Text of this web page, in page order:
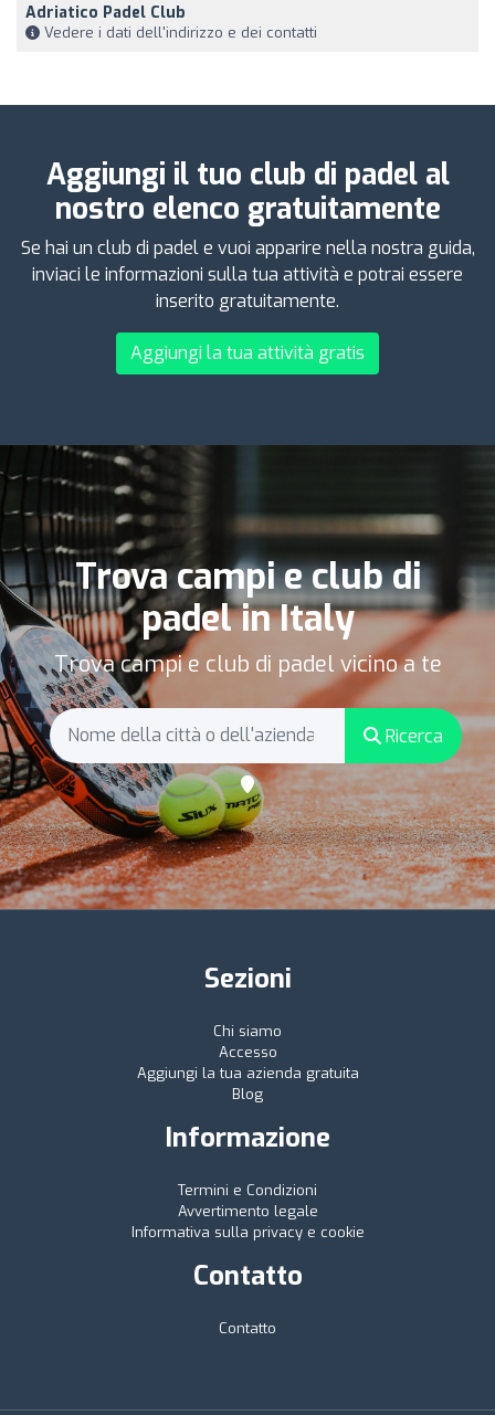
Adriatico Padel Club
Vedere i dati dell'indirizzo e dei contatti
Aggiungi il tuo club di padel al
nostro elenco gratuitamente
Se hai un club di padel e vuoi apparire nella nostra guida,
inviaci le informazioni sulla tua attività e potrai essere
inserito gratuitamente.
Aggiungi la tua attività gratis
Trova campi e club di
padel in Italy
Trova campi e club di padel vicino a te
Ricerca
Sezioni
Chi siamo
Accesso
Aggiungi la tua azienda gratuita
Blog
Informazione
Termini e Condizioni
Avvertimento legale
Informativa sulla privacy e cookie
Contatto
Contatto